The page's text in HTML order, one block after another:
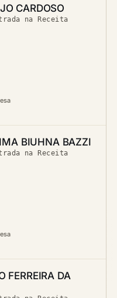
CARDOSO
na Receita
BIUHNA BAZZI
na Receita
FERREIRA DA